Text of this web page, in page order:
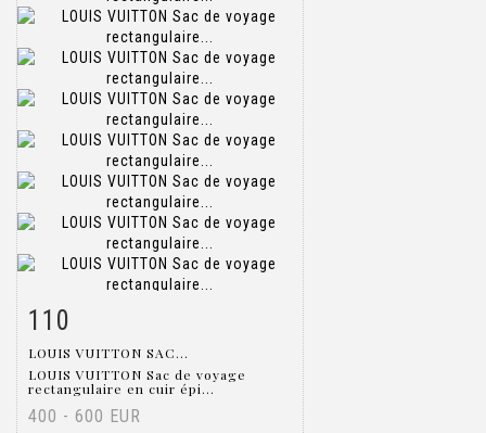
Item detail
110
LOUIS VUITTON SAC...
LOUIS VUITTON Sac de voyage
rectangulaire en cuir épi...
400 - 600 EUR